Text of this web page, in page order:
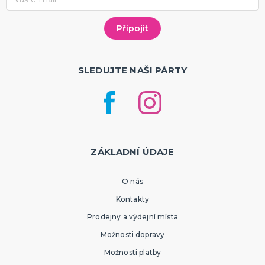
SLEDUJTE NAŠI PÁRTY
ZÁKLADNÍ ÚDAJE
O nás
Kontakty
Prodejny a výdejní místa
Možnosti dopravy
Možnosti platby